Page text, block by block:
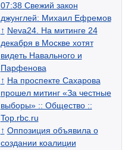
07:38 Свежий закон
джунглей: Михаил Ефремов
↑ Neva24. На митинге 24
декабря в Москве хотят
видеть Навального и
Парфенова
↑ На проспекте Сахарова
прошел митинг «За честные
выборы» :: Общество ::
Top.rbc.ru
↑ Оппозиция объявила о
создании коалиции